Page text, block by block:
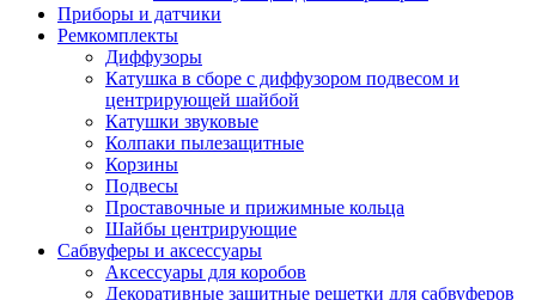
Приборы и датчики
Ремкомплекты
Диффузоры
Катушка в сборе с диффузором подвесом и
центрирующей шайбой
Катушки звуковые
Колпаки пылезащитные
Корзины
Подвесы
Проставочные и прижимные кольца
Шайбы центрирующие
Сабвуферы и аксессуары
Аксессуары для коробов
Декоративные защитные решетки для сабвуферов